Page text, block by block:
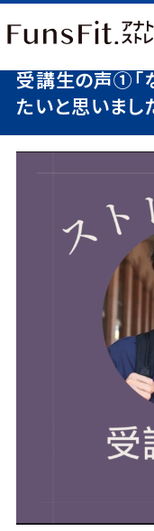
ホーム
お問い合わせ
受講生の声①「
たいと思いまし